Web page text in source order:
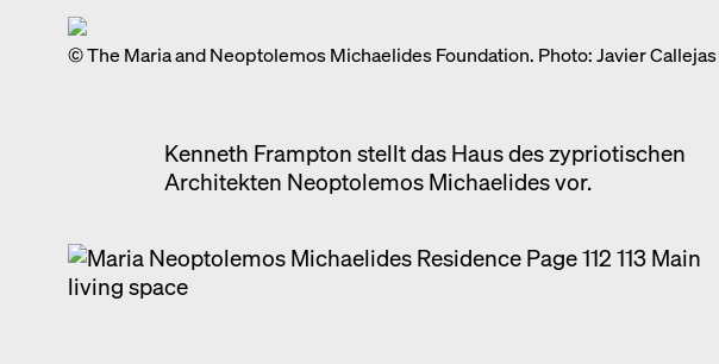
Venedig
© The Maria and Neoptolemos Michaelides Foundation. Photo: Javier Callejas
Kenneth Frampton stellt das Haus des zypriotischen
Architekten Neoptolemos Michaelides vor.